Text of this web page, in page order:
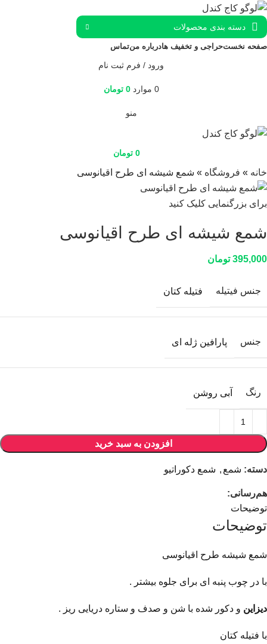
دسته بندی محصولات
صفحه نخستحراجی و تخفیف هادرباره منتماس
ورود / فرم ثبت نام
0 موارد 0 تومان
منو
0 تومان
خانه » فروشگاه » شمع شیشه ای طرح اقیانوسی
برای بزرگنمایی کلیک کنید
شمع شیشه ای طرح اقیانوسی
395,000 تومان
جنس فیتیله فتیله کتان
جنس پارافین ژله ای
رنگ آبی روشن
افزودن به سبد خرید
دسته: شمع , شمع دکوراتیو
هم‌رسانی:
توضیحات
توضیحات
شمع شیشه طرح اقیانوسی
با در چوب پنبه ای برای جلوه بیشتر .
دیزاین و دکور شده با شن و صدف و ستاره دریایی ریز .
با فتیله کتان